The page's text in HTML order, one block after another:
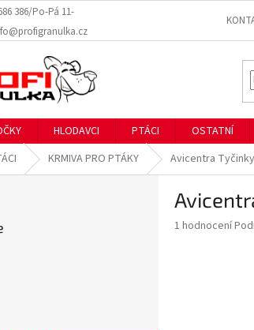
386/Po-Pá 11-
HLODAVCI PTÁCI OSTATNÍ
KRMIVA PRO PTÁKY Avicentra
Průměrné
1 hodnocení